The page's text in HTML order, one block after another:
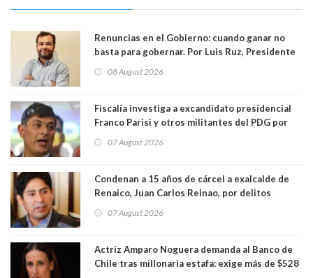
Renuncias en el Gobierno: cuando ganar no
basta para gobernar. Por Luis Ruz, Presidente
Centro Democracia y Comunidad (CDC)
08 August 2026
Fiscalía investiga a excandidato presidencial
Franco Parisi y otros militantes del PDG por
presunto lavado de activos y fraude
07 August 2026
Condenan a 15 años de cárcel a exalcalde de
Renaico, Juan Carlos Reinao, por delitos
sexuales y aborto
07 August 2026
Actriz Amparo Noguera demanda al Banco de
Chile tras millonaria estafa: exige más de $528